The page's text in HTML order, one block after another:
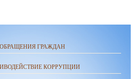
ОБРАЩЕНИЯ ГРАЖДАН
КОРРУПЦИИ